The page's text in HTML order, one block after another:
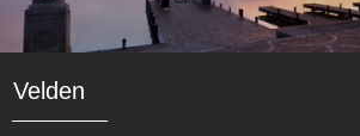
Velden